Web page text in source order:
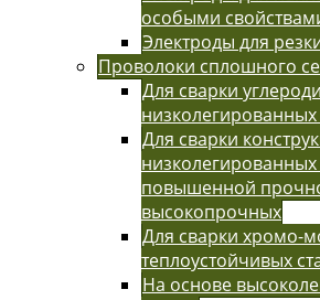
особыми
Электроды для
Проволоки сплошного
Для сварки
низколегированных
Для сварки
низколегированных
повышенной
высокопрочных
Для сварки хромо-
теплоустойчивых
На основе